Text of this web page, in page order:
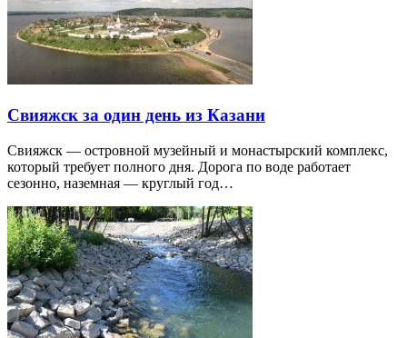
Свияжск за один день из Казани
Свияжск — островной музейный и монастырский комплекс,
который требует полного дня. Дорога по воде работает
сезонно, наземная — круглый год…